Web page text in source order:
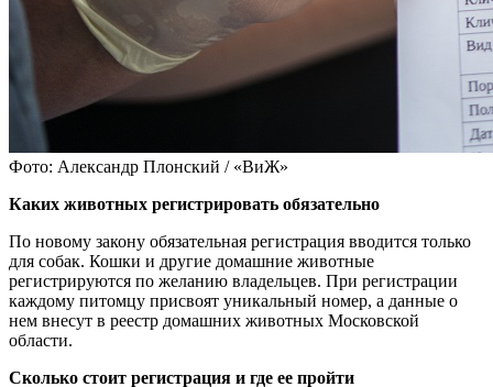
Фото: Александр Плонский / «ВиЖ»
Каких животных регистрировать обязательно
По новому закону обязательная регистрация вводится только
для собак. Кошки и другие домашние животные
регистрируются по желанию владельцев. При регистрации
каждому питомцу присвоят уникальный номер, а данные о
нем внесут в реестр домашних животных Московской
области.
Сколько стоит регистрация и где ее пройти